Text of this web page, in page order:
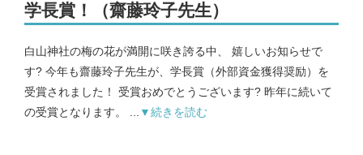
学長賞！（齋藤玲子先生）
白山神社の梅の花が満開に咲き誇る中、 嬉しいお知らせで
す? 今年も齋藤玲子先生が、学長賞（外部資金獲得奨励）を
受賞されました！ 受賞おめでとうございます? 昨年に続いて
の受賞となります。 ...
▼続きを読む